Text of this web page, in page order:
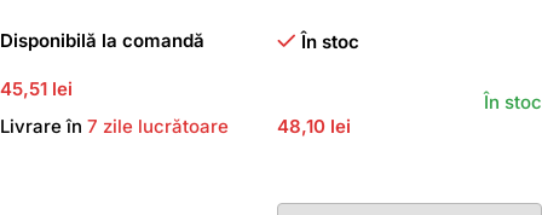
Disponibilă la comandă
45,51 lei
Livrare în 7 zile lucrătoare
În stoc
48,10 lei
În stoc